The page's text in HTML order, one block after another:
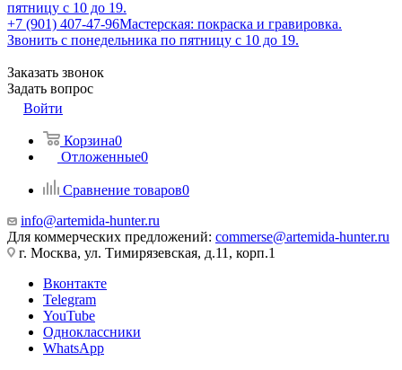
пятницу с 10 до 19.
+7 (901) 407-47-96Мастерская: покраска и гравировка.
Звонить с понедельника по пятницу с 10 до 19.
Заказать звонок
Задать вопрос
Войти
Корзина0
Отложенные0
Сравнение товаров0
info@artemida-hunter.ru
Для коммерческих предложений: commerse@artemida-hunter.ru
г. Москва, ул. Тимирязевская, д.11, корп.1
Вконтакте
Telegram
YouTube
Одноклассники
WhatsApp